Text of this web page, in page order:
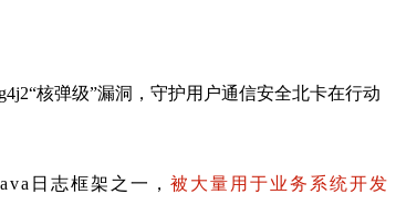
日志框架之一， 被 大量用于业务系统开发